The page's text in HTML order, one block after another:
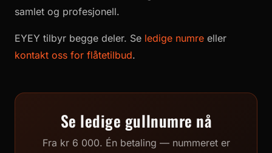
samlet og profesjonell.
EYEY tilbyr begge deler. Se ledige numre eller
kontakt oss for flåtetilbud.
Se ledige gullnumre nå
Fra kr 6 000. Én betaling — nummeret er